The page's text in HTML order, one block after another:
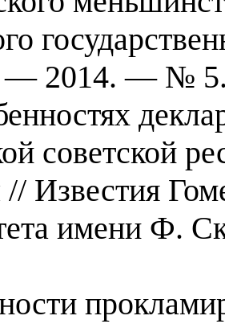
— 2014. — №
советской
Известия
имени